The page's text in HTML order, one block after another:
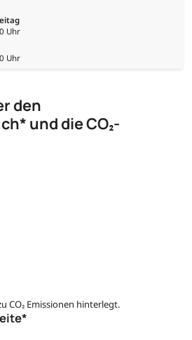
Uhr
Uhr
den
und die CO₂-
CO₂ Emissionen hinterlegt.